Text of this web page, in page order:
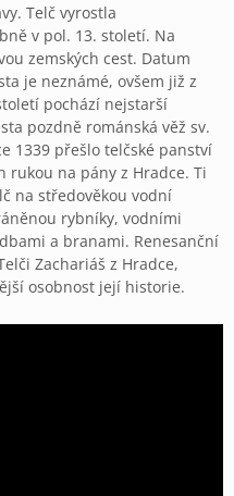
Telč vyrostla
v pol. 13. století. Na
zemských cest. Datum
je neznámé, ovšem již z
pochází nejstarší
pozdně románská věž sv.
1339 přešlo telčské panství
rukou na pány z Hradce. Ti
na středověkou vodní
rybníky, vodními
a branami. Renesanční
Zachariáš z Hradce,
osobnost její historie.